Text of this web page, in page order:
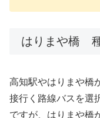
はりまや橋
高知駅やはりまや橋
接行く路線バスを選
ですが、はりまや橋